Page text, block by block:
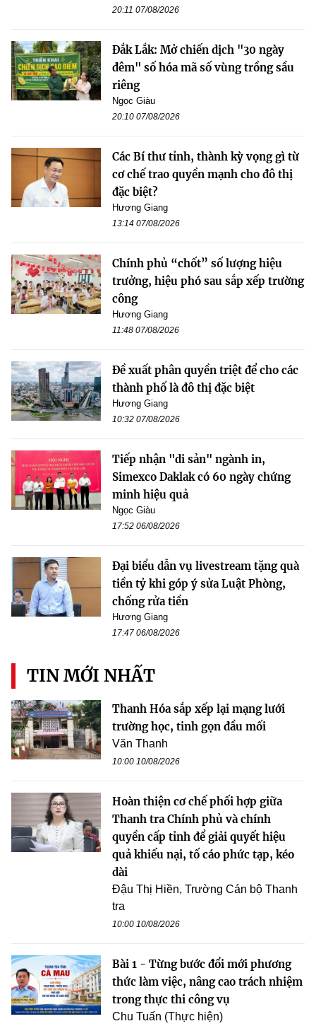
20:11 07/08/2026
Đắk Lắk: Mở chiến dịch "30 ngày
đêm" số hóa mã số vùng trồng sầu
riêng
Ngọc Giàu
20:10 07/08/2026
Các Bí thư tỉnh, thành kỳ vọng gì từ
cơ chế trao quyền mạnh cho đô thị
đặc biệt?
Hương Giang
13:14 07/08/2026
Chính phủ “chốt” số lượng hiệu
trưởng, hiệu phó sau sắp xếp trường
công
Hương Giang
11:48 07/08/2026
Đề xuất phân quyền triệt để cho các
thành phố là đô thị đặc biệt
Hương Giang
10:32 07/08/2026
Tiếp nhận "di sản" ngành in,
Simexco Daklak có 60 ngày chứng
minh hiệu quả
Ngọc Giàu
17:52 06/08/2026
Đại biểu dẫn vụ livestream tặng quà
tiền tỷ khi góp ý sửa Luật Phòng,
chống rửa tiền
Hương Giang
17:47 06/08/2026
TIN MỚI NHẤT
Thanh Hóa sắp xếp lại mạng lưới
trường học, tinh gọn đầu mối
Văn Thanh
10:00 10/08/2026
Hoàn thiện cơ chế phối hợp giữa
Thanh tra Chính phủ và chính
quyền cấp tỉnh để giải quyết hiệu
quả khiếu nại, tố cáo phức tạp, kéo
dài
Đậu Thị Hiền, Trường Cán bộ Thanh
tra
10:00 10/08/2026
Bài 1 - Từng bước đổi mới phương
thức làm việc, nâng cao trách nhiệm
trong thực thi công vụ
Chu Tuấn (Thực hiện)